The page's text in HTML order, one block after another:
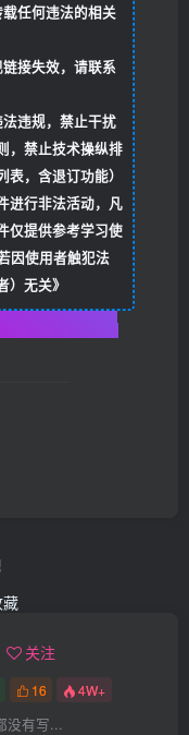
任何违法的相关
接失效，请联系
违规，禁止干扰
，禁止技术操纵排
，含退订功能）
进行非法活动，凡
仅提供参考学习使
因使用者触犯法
）无关》
藏
关注
16 4W+
有写...